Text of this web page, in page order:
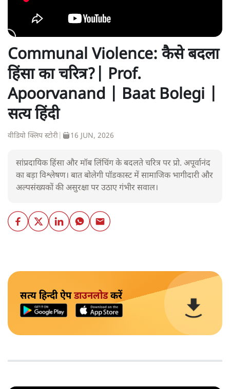
Communal Violence: कैसे बदला
हिंसा का चरित्र?| Prof.
Apoorvanand | Baat Bolegi |
सत्य हिंदी
वीडियो क्लिप स्टोरी 16 JUN, 2026
सांप्रदायिक हिंसा और मॉब लिंचिंग के बदलते चरित्र पर प्रो. अपूर्वानंद
का बड़ा विश्लेषण। बात बोलेगी पॉडकास्ट में सामाजिक भागीदारी और
अल्पसंख्यकों की असुरक्षा पर उठाए गंभीर सवाल।
सत्य हिन्दी ऐपडाउनलोडकरें